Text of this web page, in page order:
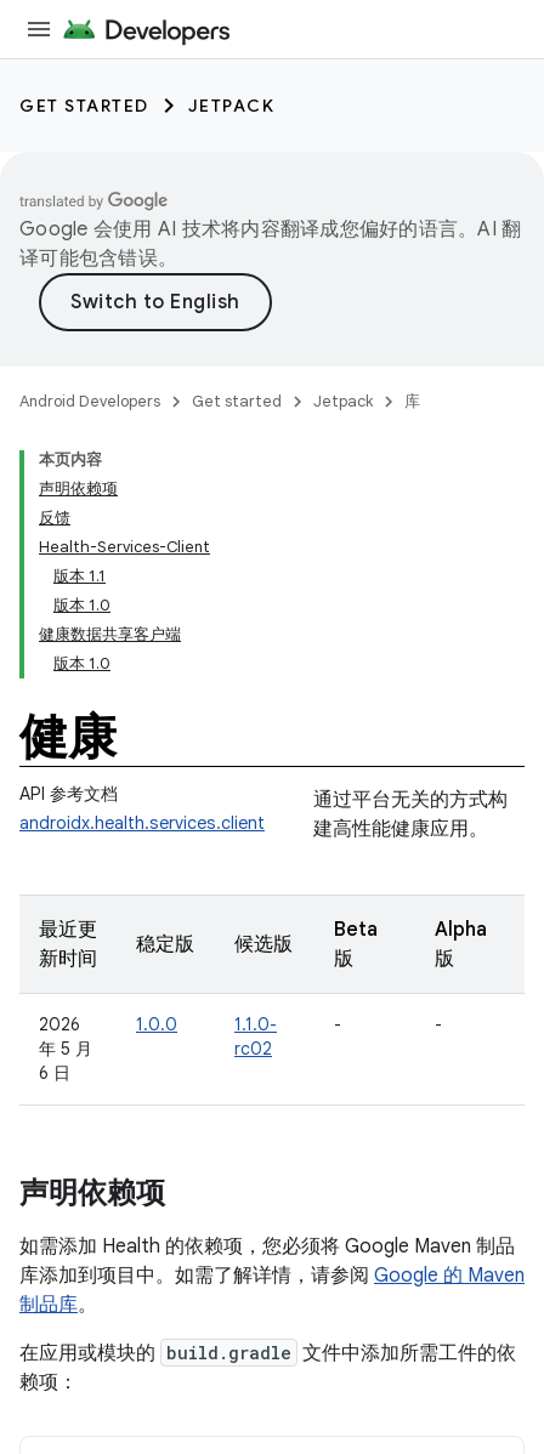
GET STARTED JETPACK
Google 会使用 AI 技术将内容翻译成您偏好的语言。AI 翻
译可能包含错误。
Android Developers Get started Jetpack 库
本页内容
声明依赖项
反馈
Health-Services-Client
版本 1.1
版本 1.0
健康数据共享客户端
版本 1.0
健康
API 参考文档
androidx.health.services.client
通过平台无关的方式构
建高性能健康应用。
最近更
新时间
稳定版 候选版
Beta
版
Alpha
版
2026
年 5 月
6 日
1.0.0
1.1.0-
rc02
- -
声明依赖项
如需添加 Health 的依赖项，您必须将 Google Maven 制品
库添加到项目中。如需了解详情，请参阅 Google 的 Maven
制品库。
在应用或模块的 build.gradle 文件中添加所需工件的依
赖项：